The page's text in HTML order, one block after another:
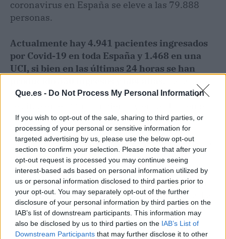
Que.es - Do Not Process My Personal Information
If you wish to opt-out of the sale, sharing to third parties, or
processing of your personal or sensitive information for
targeted advertising by us, please use the below opt-out
section to confirm your selection. Please note that after your
opt-out request is processed you may continue seeing
interest-based ads based on personal information utilized by
us or personal information disclosed to third parties prior to
your opt-out. You may separately opt-out of the further
disclosure of your personal information by third parties on the
IAB’s list of downstream participants. This information may
also be disclosed by us to third parties on the IAB’s List of
Downstream Participants that may further disclose it to other
coronavirus en España se eleve a las 79.888
personas.
Actualmente hay 4.941 pacientes ingresados
por Covid-19 en toda España y 1.468 en una
UCI, si bien en las últimas 24 horas se han
ocupación de camas ocupadas por coronavirus
15,12 por ciento.
De las 2.510 personas diagnosticas de Covid-19
en el último día, 844 se han localizado en
Madrid, si bien 293 en Andalucía, 151 en
Aragón, 32 en Asturias, 28 en Baleares, 137 en
Canarias, 49 en Cantabria, cinco en Castilla-La
Mancha, 218 en Castilla y León, 103 en
Cataluña, cuatro en Ceuta, 54 en Comunidad
Valenciana, 49 en Extremadura, 47 en Galicia,